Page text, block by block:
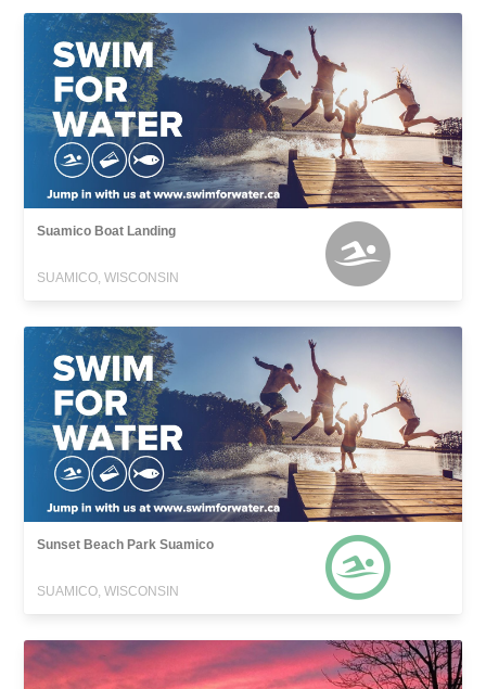
Suamico Boat Landing
SUAMICO, WISCONSIN
Sunset Beach Park Suamico
SUAMICO, WISCONSIN